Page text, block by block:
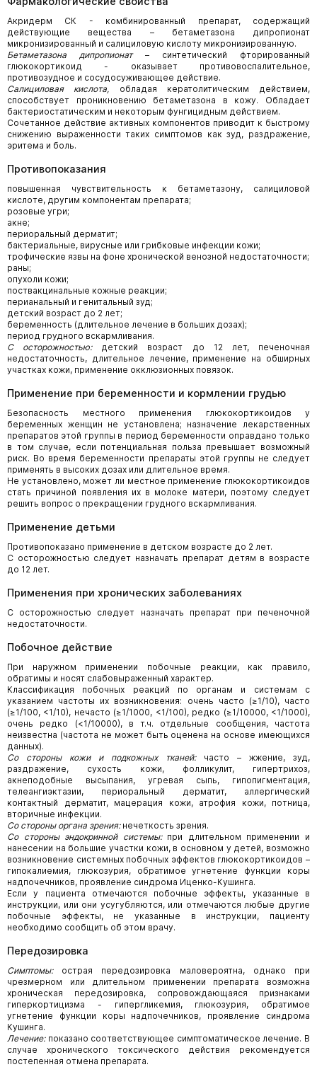
Акридерм СК - комбинированный препарат, содержащий
действующие вещества – бетаметазона дипропионат
микронизированный и салициловую кислоту микронизированную.
Бетаметазона дипропионат– синтетический фторированный
глюкокортикоид - оказывает противовоспалительное,
противозудное и сосудосуживающее действие.
Салициловая кислота, обладая кератолитическим действием,
способствует проникновению бетаметазона в кожу. Обладает
бактериостатическим и некоторым фунгицидным действием.
Сочетанное действие активных компонентов приводит к быстрому
снижению выраженности таких симптомов как зуд, раздражение,
эритема и боль.
Противопоказания
повышенная чувствительность к бетаметазону, салициловой
кислоте, другим компонентам препарата;
розовые угри;
акне;
периоральный дерматит;
бактериальные, вирусные или грибковые инфекции кожи;
трофические язвы на фоне хронической венозной недостаточности;
раны;
опухоли кожи;
поствакцинальные кожные реакции;
перианальный и генитальный зуд;
детский возраст до 2 лет;
беременность (длительное лечение в больших дозах);
период грудного вскармливания.
С осторожностью:детский возраст до 12 лет, печеночная
недостаточность, длительное лечение, применение на обширных
участках кожи, применение окклюзионных повязок.
Применение при беременности и кормлении грудью
Безопасность местного применения глюкокортикоидов у
беременных женщин не установлена; назначение лекарственных
препаратов этой группы в период беременности оправдано только
в том случае, если потенциальная польза превышает возможный
риск. Во время беременности препараты этой группы не следует
применять в высоких дозах или длительное время.
Не установлено, может ли местное применение глюкокортикоидов
стать причиной появления их в молоке матери, поэтому следует
решить вопрос о прекращении грудного вскармливания.
Применение детьми
Противопоказано применение в детском возрасте до 2 лет.
С осторожностью следует назначать препарат детям в возрасте
до 12 лет.
Применения при хронических заболеваниях
С осторожностью следует назначать препарат при печеночной
недостаточности.
Побочное действие
При наружном применении побочные реакции, как правило,
обратимы и носят слабовыраженный характер.
Классификация побочных реакций по органам и системам с
указанием частоты их возникновения: очень часто (≥1/10), часто
(≥1/100, <1/10), нечасто (≥1/1000, <1/100), редко (≥1/10000, <1/1000),
очень редко (<1/10000), в т.ч. отдельные сообщения, частота
неизвестна (частота не может быть оценена на основе имеющихся
данных).
Со стороны кожи и подкожных тканей:часто – жжение, зуд,
раздражение, сухость кожи, фолликулит, гипертрихоз,
акнеподобные высыпания, угревая сыпь, гипопигментация,
телеангиэктазии, периоральный дерматит, аллергический
контактный дерматит, мацерация кожи, атрофия кожи, потница,
вторичные инфекции.
Со стороны органа зрения:нечеткость зрения.
Со стороны эндокринной системы:при длительном применении и
нанесении на большие участки кожи, в основном у детей, возможно
возникновение системных побочных эффектов глюкокортикоидов –
гипокалиемия, глюкозурия, обратимое угнетение функции коры
надпочечников, проявление синдрома Иценко-Кушинга.
Если у пациента отмечаются побочные эффекты, указанные в
инструкции, или они усугубляются, или отмечаются любые другие
побочные эффекты, не указанные в инструкции, пациенту
необходимо сообщить об этом врачу.
Передозировка
Симптомы:острая передозировка маловероятна, однако при
чрезмерном или длительном применении препарата возможна
хроническая передозировка, сопровождающаяся признаками
гиперкортицизма - гипергликемия, глюкозурия, обратимое
угнетение функции коры надпочечников, проявление синдрома
Кушинга.
Лечение:показано соответствующее симптоматическое лечение. В
случае хронического токсического действия рекомендуется
постепенная отмена препарата.